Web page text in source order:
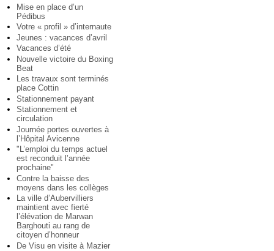
Mise en place d’un
Pédibus
Votre « profil » d’internaute
Jeunes : vacances d’avril
Vacances d’été
Nouvelle victoire du Boxing
Beat
Les travaux sont terminés
place Cottin
Stationnement payant
Stationnement et
circulation
Journée portes ouvertes à
l’Hôpital Avicenne
"L’emploi du temps actuel
est reconduit l’année
prochaine"
Contre la baisse des
moyens dans les collèges
La ville d’Aubervilliers
maintient avec fierté
l’élévation de Marwan
Barghouti au rang de
citoyen d’honneur
De Visu en visite à Mazier